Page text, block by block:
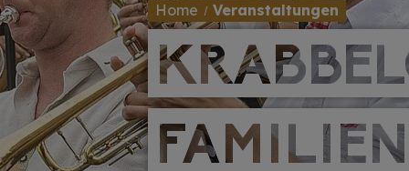
Home Veranstaltungen